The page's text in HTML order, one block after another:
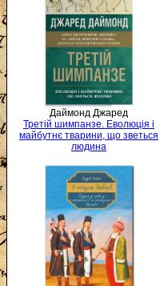
Даймонд Джаред
Третій шимпанзе. Еволюція і
майбутнє тварини, що зветься
людина